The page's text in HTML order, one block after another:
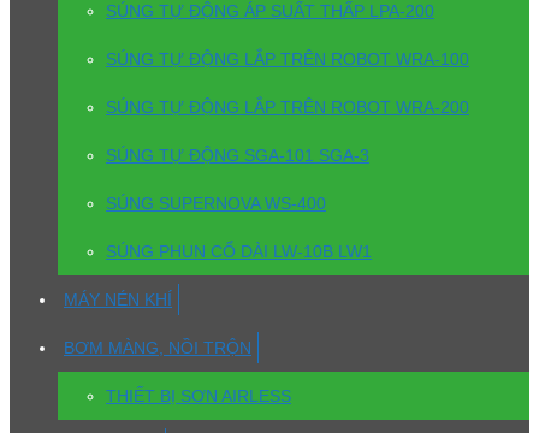
SÚNG TỰ ĐỘNG ÁP SUẤT THẤP LPA-200
SÚNG TỰ ĐỘNG LẮP TRÊN ROBOT WRA-100
SÚNG TỰ ĐỘNG LẮP TRÊN ROBOT WRA-200
SÚNG TỰ ĐỘNG SGA-101 SGA-3
SÚNG SUPERNOVA WS-400
SÚNG PHUN CỔ DÀI LW-10B LW1
MÁY NÉN KHÍ
BƠM MÀNG, NỒI TRỘN
THIẾT BỊ SƠN AIRLESS